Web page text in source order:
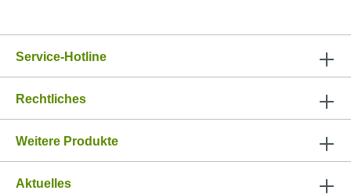
Service-Hotline
Rechtliches
Weitere Produkte
Aktuelles